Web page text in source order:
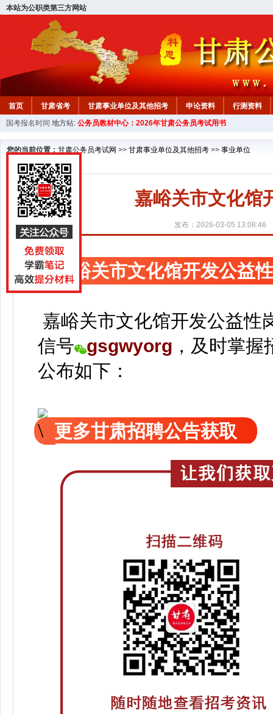
本站为公职类第三方网站
首页 甘肃省考 甘肃事业单位及其他招考 申论资料
行测资料
国考报名时间 地方站: 公务员教材中心：2026年甘肃公务员考试用书
您的当前位置： 甘肃公务员考试网 >> 甘肃事业单位及其他招考 >> 事业单位
嘉峪关市文化馆
发布：2026-03-05 13:08:46
嘉峪关市文化馆开发公益
嘉峪关市文化馆开发公益性
信号
gsgwyorg ， 及时掌握
公布如下：
更多甘肃招聘公告获取